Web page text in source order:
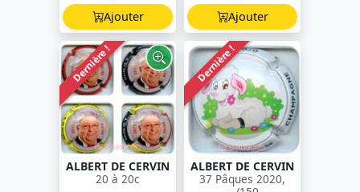
Ajouter
Ajouter
Dernière !
ALBERT DE CERVIN
20 à 20c
Dernière !
ALBERT DE CERVIN
37 Pâques 2020,